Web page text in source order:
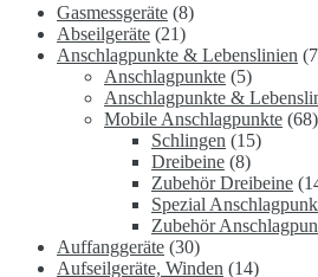
Gasmessgeräte (8)
Abseilgeräte (21)
Anschlagpunkte & Lebenslinien
Anschlagpunkte (5)
Anschlagpunkte &
Mobile Anschlagpunkte (68)
Schlingen (15)
Dreibeine (8)
Zubehör Dreibeine
Spezial
Zubehör
Auffanggeräte (30)
Aufseilgeräte, Winden (14)